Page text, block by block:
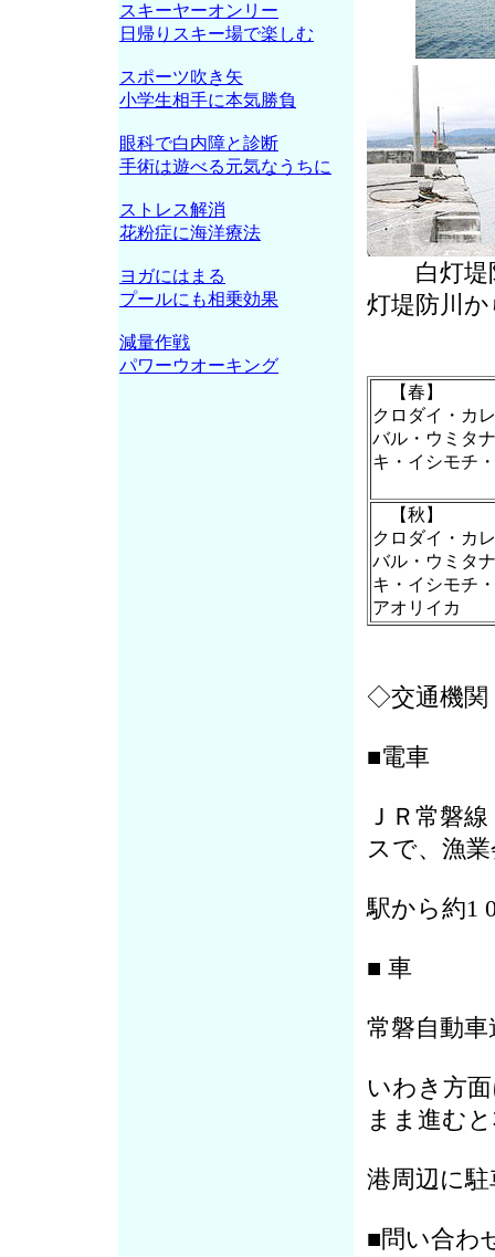
白
灯堤防川
【春】
クロダイ・カ
バル・ウミタ
キ・イシモチ
【秋】
クロダイ・カ
バル・ウミタ
キ・イシモチ
アオリイカ
◇交通機関
■電車
ＪＲ常磐
スで、漁
駅から約1
■ 車
常磐自動
いわき方
まま進む
港周辺に
■問い合わ
スキーヤーオンリー
日帰りスキー場で楽しむ
スポーツ吹き矢
小学生相手に本気勝負
眼科で白内障と診断
手術は遊べる元気なうちに
ストレス解消
花粉症に海洋療法
ヨガにはまる
プールにも相乗効果
減量作戦
パワーウオーキング